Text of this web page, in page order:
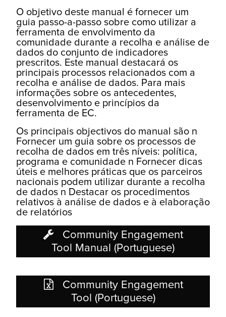
O objetivo deste manual é fornecer um
guia passo-a-passo sobre como utilizar a
ferramenta de envolvimento da
comunidade durante a recolha e análise de
dados do conjunto de indicadores
prescritos. Este manual destacará os
principais processos relacionados com a
recolha e análise de dados. Para mais
informações sobre os antecedentes,
desenvolvimento e princípios da
ferramenta de EC.
Os principais objectivos do manual são n
Fornecer um guia sobre os processos de
recolha de dados em três níveis: política,
programa e comunidade n Fornecer dicas
úteis e melhores práticas que os parceiros
nacionais podem utilizar durante a recolha
de dados n Destacar os procedimentos
relativos à análise de dados e à elaboração
de relatórios
Community Engagement
Tool Manual (Portuguese)
Community Engagement
Tool (Portuguese)